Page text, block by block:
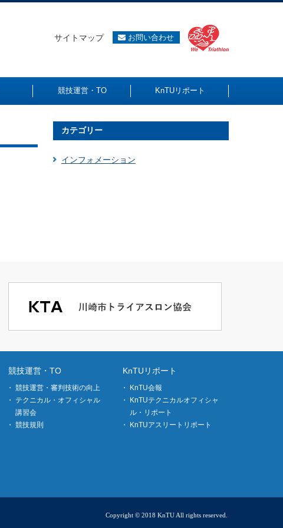
サイトマップ お問い合わせ
競技運営・TO KnTUリポート
カテゴリー
インフォメーション
競技運営・TO
競技運営・審判技術の向上
テクニカル・オフィシャル
講習会
競技規則
KnTUリポート
KnTU会報
KnTUテクニカルオフィシャ
ル・リポート
KnTUアスリートリポート
Copyright © 2018 KnTU All rights reserved.